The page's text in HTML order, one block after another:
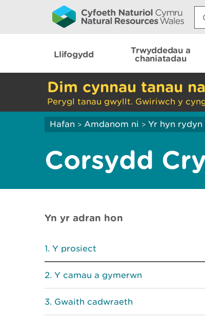
Llifogydd
Trwyddedau a
chaniatadau
Dim cynnau tanau
Perygl tanau gwyllt. Gwiriwch y
Hafan > Amdanom ni > Yr hyn rydyn
Corsydd
Yn yr adran hon
Y prosiect
Y camau a gymerwn
Gwaith cadwraeth